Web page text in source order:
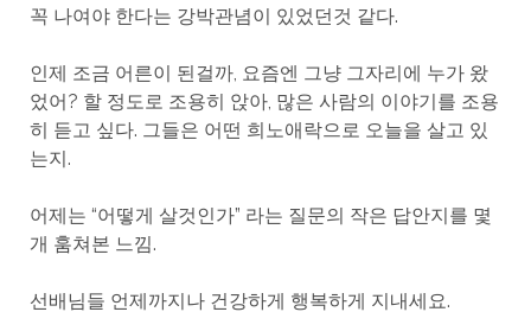
꼭 나여야 한다는 강박관념이 있었던것 같다.
인제 조금 어른이 된걸까, 요즘엔 그냥 그자리에 누가 왔
었어? 할 정도로 조용히 앉아, 많은 사람의 이야기를 조용
히 듣고 싶다. 그들은 어떤 희노애락으로 오늘을 살고 있
는지.
어제는 “어떻게 살것인가” 라는 질문의 작은 답안지를 몇
개 훔쳐본 느낌.
선배님들 언제까지나 건강하게 행복하게 지내세요.